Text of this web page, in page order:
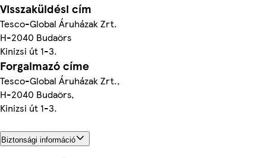
Visszaküldési cím
Tesco-Global Áruházak Zrt.
H-2040 Budaörs
Kinizsi út 1-3.
Forgalmazó címe
Tesco-Global Áruházak Zrt.,
H-2040 Budaörs,
Kinizsi út 1-3.
Biztonsági információ